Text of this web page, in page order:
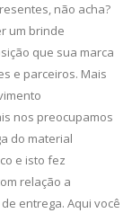
não acha?
um brinde
que sua marca
e parceiros. Mais
nos preocupamos
do material
e isto fez
relação a
entrega. Aqui você